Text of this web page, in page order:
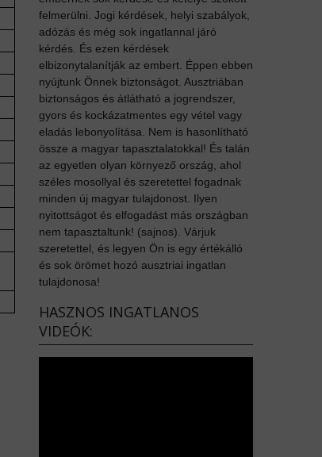
felmerülni. Jogi kérdések, helyi szabályok,
adózás és még sok ingatlannal járó
kérdés. És ezen kérdések
elbizonytalanítják az embert. Éppen ebben
nyújtunk Önnek biztonságot. Ausztriában
biztonságos és átlátható a jogrendszer,
gyors és kockázatmentes egy vétel vagy
eladás lebonyolítása. Nem is hasonlítható
össze a magyar tapasztalatokkal! És talán
az egyetlen olyan környező ország, ahol
széles mosollyal és szeretettel fogadnak
minden új magyar tulajdonost. Ilyen
nyitottságot és elfogadást más országban
nem tapasztaltunk! (sajnos). Várjuk
szeretettel, és legyen Ön is egy értékálló
és sok örömet hozó ausztriai ingatlan
tulajdonosa!
HASZNOS INGATLANOS
VIDEÓK: